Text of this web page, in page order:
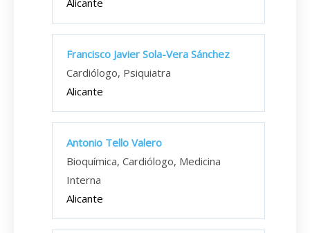
Alicante
Francisco Javier Sola-Vera Sánchez
Cardiólogo, Psiquiatra
Alicante
Antonio Tello Valero
Bioquímica, Cardiólogo, Medicina
Interna
Alicante